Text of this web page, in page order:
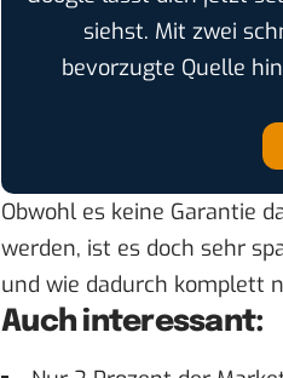
siehst. Mit zwei
bevorzugte Quelle
Obwohl es keine Garantie
werden, ist es doch sehr
und wie dadurch komplett
Auch interessant: